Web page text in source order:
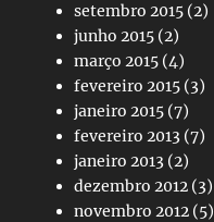
setembro 2015 (2)
junho 2015 (2)
março 2015 (4)
fevereiro 2015 (3)
janeiro 2015 (7)
fevereiro 2013 (7)
janeiro 2013 (2)
dezembro 2012 (3)
novembro 2012 (5)